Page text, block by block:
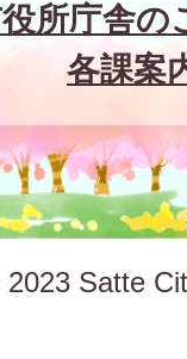
所庁舎の
各課案
Satte